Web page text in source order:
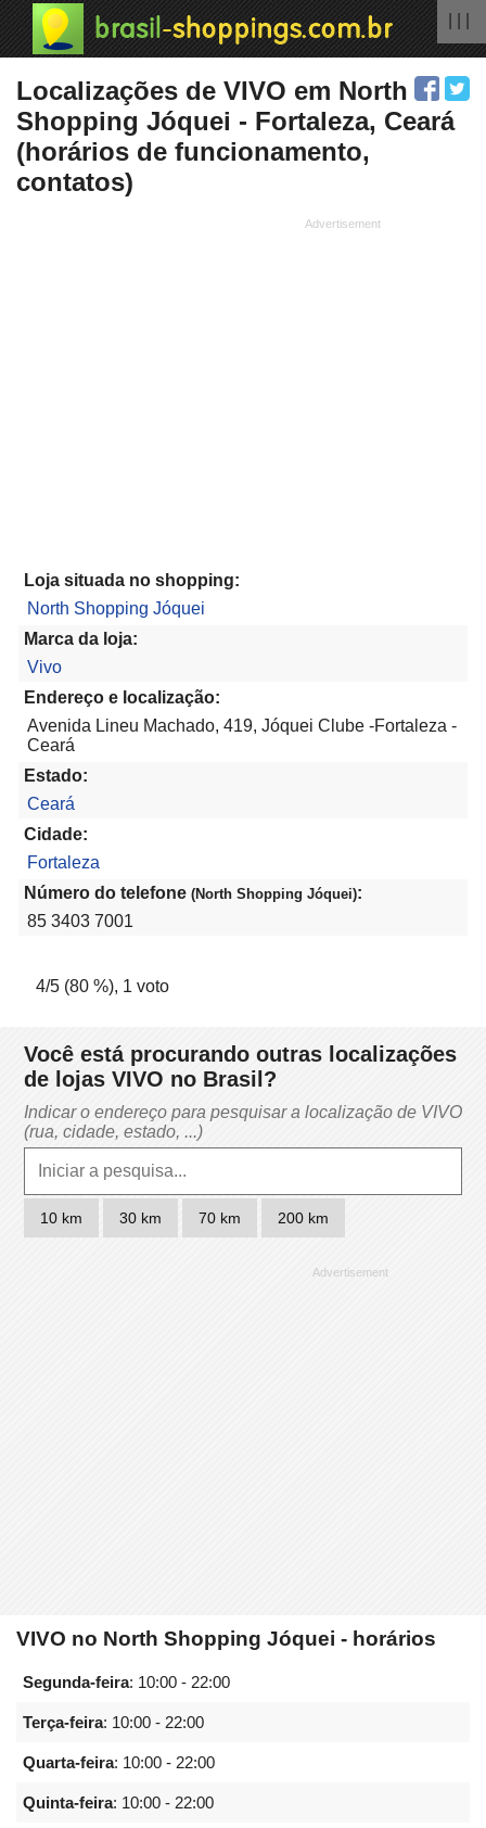
Localizações de VIVO em North
Shopping Jóquei - Fortaleza, Ceará
(horários de funcionamento,
contatos)
Loja situada no shopping:
North Shopping Jóquei
Marca da loja:
Vivo
Endereço e localização:
Avenida Lineu Machado, 419, Jóquei Clube -Fortaleza -
Ceará
Estado:
Ceará
Cidade:
Fortaleza
Número do telefone (North Shopping Jóquei):
85 3403 7001
4/5 (80 %), 1 voto
Você está procurando outras localizações
de lojas VIVO no Brasil?
Indicar o endereço para pesquisar a localização de VIVO
(rua, cidade, estado, ...)
10 km 30 km 70 km 200 km
VIVO no North Shopping Jóquei - horários
Segunda-feira: 10:00 - 22:00
Terça-feira: 10:00 - 22:00
Quarta-feira: 10:00 - 22:00
Quinta-feira: 10:00 - 22:00